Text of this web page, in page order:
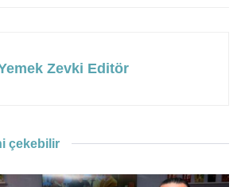
Zevki Editör
çekebilir